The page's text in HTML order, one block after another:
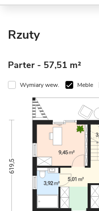
Rzuty
Parter - 57,51 m²
Wymiary wew. Meble